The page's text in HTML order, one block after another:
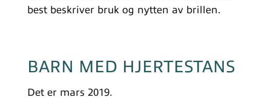
best beskriver bruk og nytten av brillen.
BARN MED HJERTESTANS
Det er mars 2019.